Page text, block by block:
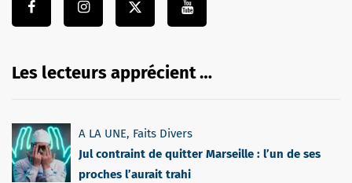
Les lecteurs apprécient …
A LA UNE, Faits Divers
Jul contraint de quitter Marseille : l’un de ses
proches l’aurait trahi